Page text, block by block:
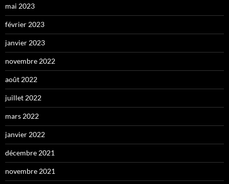
mai 2023
février 2023
janvier 2023
novembre 2022
août 2022
juillet 2022
mars 2022
janvier 2022
décembre 2021
novembre 2021